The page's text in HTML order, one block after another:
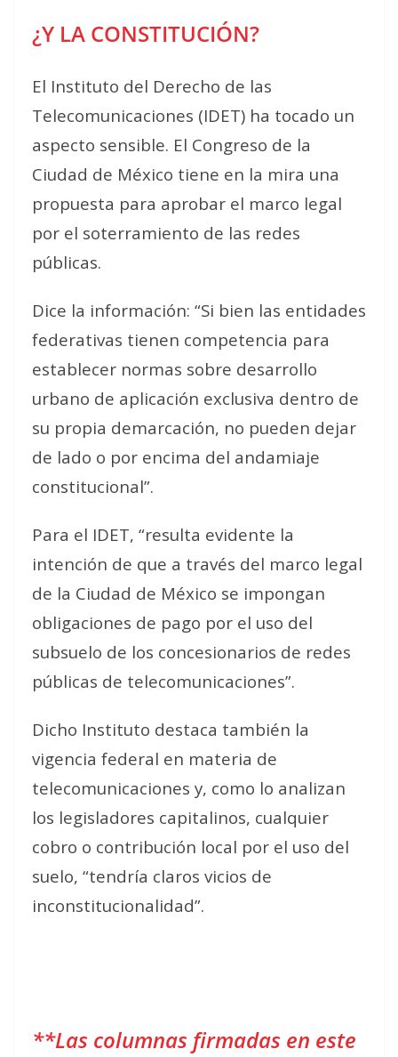
¿Y LA CONSTITUCIÓN?
El Instituto del Derecho de las
Telecomunicaciones (IDET) ha tocado un
aspecto sensible. El Congreso de la
Ciudad de México tiene en la mira una
propuesta para aprobar el marco legal
por el soterramiento de las redes
públicas.
Dice la información: “Si bien las entidades
federativas tienen competencia para
establecer normas sobre desarrollo
urbano de aplicación exclusiva dentro de
su propia demarcación, no pueden dejar
de lado o por encima del andamiaje
constitucional”.
Para el IDET, “resulta evidente la
intención de que a través del marco legal
de la Ciudad de México se impongan
obligaciones de pago por el uso del
subsuelo de los concesionarios de redes
públicas de telecomunicaciones”.
Dicho Instituto destaca también la
vigencia federal en materia de
telecomunicaciones y, como lo analizan
los legisladores capitalinos, cualquier
cobro o contribución local por el uso del
suelo, “tendría claros vicios de
inconstitucionalidad”.
**Las columnas firmadas en este